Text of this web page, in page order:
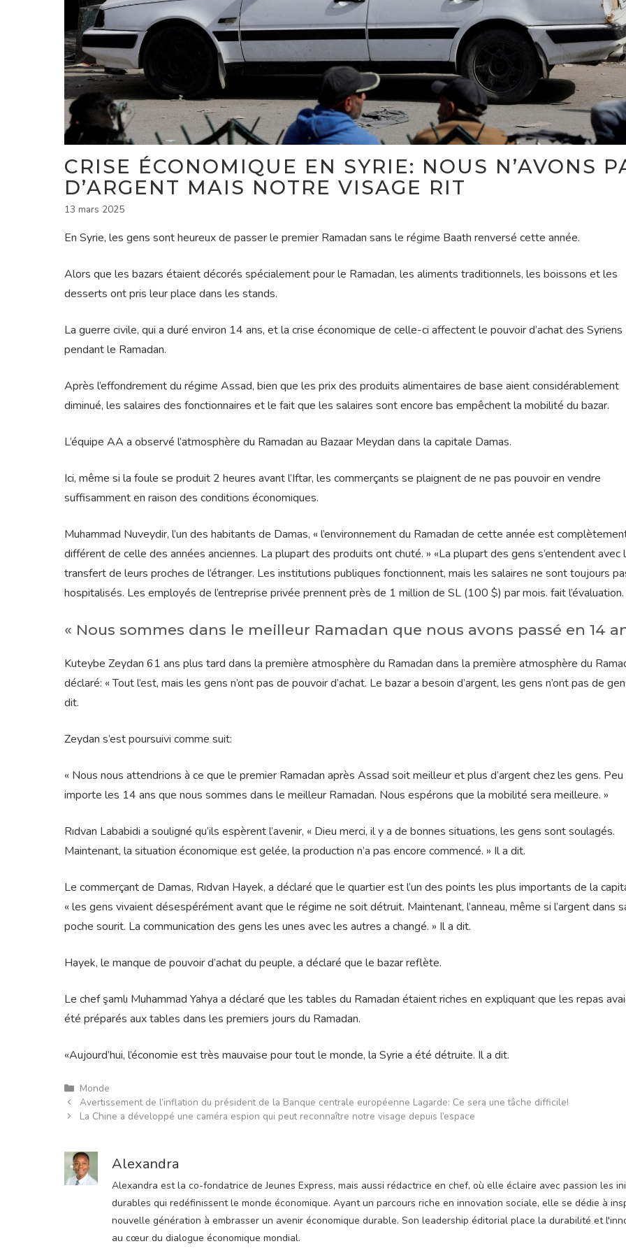
CRISE ÉCONOMIQUE EN SYRIE: NOUS N’AVONS
D’ARGENT MAIS NOTRE VISAGE RIT
13 mars 2025
En Syrie, les gens sont heureux de passer le premier Ramadan sans le régime Baath renversé cette année.
Alors que les bazars étaient décorés spécialement pour le Ramadan, les aliments traditionnels, les boissons et les
desserts ont pris leur place dans les stands.
La guerre civile, qui a duré environ 14 ans, et la crise économique de celle-ci affectent le pouvoir d’achat des Syriens
pendant le Ramadan.
Après l’effondrement du régime Assad, bien que les prix des produits alimentaires de base aient considérablement
diminué, les salaires des fonctionnaires et le fait que les salaires sont encore bas empêchent la mobilité du bazar.
L’équipe AA a observé l’atmosphère du Ramadan au Bazaar Meydan dans la capitale Damas.
Ici, même si la foule se produit 2 heures avant l’Iftar, les commerçants se plaignent de ne pas pouvoir en vendre
suffisamment en raison des conditions économiques.
Muhammad Nuveydir, l’un des habitants de Damas, « l’environnement du Ramadan de cette année est
différent de celle des années anciennes. La plupart des produits ont chuté. » «La plupart des gens s’entendent avec
transfert de leurs proches de l’étranger. Les institutions publiques fonctionnent, mais les salaires ne sont toujours
hospitalisés. Les employés de l’entreprise privée prennent près de 1 million de SL (100 $) par mois. fait l’évaluation.
« Nous sommes dans le meilleur Ramadan que nous avons passé en 14
Kuteybe Zeydan 61 ans plus tard dans la première atmosphère du Ramadan dans la première atmosphère du
déclaré: « Tout l’est, mais les gens n’ont pas de pouvoir d’achat. Le bazar a besoin d’argent, les gens n’ont pas de
dit.
Zeydan s’est poursuivi comme suit:
« Nous nous attendrions à ce que le premier Ramadan après Assad soit meilleur et plus d’argent chez les gens. Peu
importe les 14 ans que nous sommes dans le meilleur Ramadan. Nous espérons que la mobilité sera meilleure. »
Rıdvan Lababidi a souligné qu’ils espèrent l’avenir, « Dieu merci, il y a de bonnes situations, les gens sont soulagés.
Maintenant, la situation économique est gelée, la production n’a pas encore commencé. » Il a dit.
Le commerçant de Damas, Rıdvan Hayek, a déclaré que le quartier est l’un des points les plus importants de la
« les gens vivaient désespérément avant que le régime ne soit détruit. Maintenant, l’anneau, même si l’argent dans
poche sourit. La communication des gens les unes avec les autres a changé. » Il a dit.
Hayek, le manque de pouvoir d’achat du peuple, a déclaré que le bazar reflète.
Le chef şamlı Muhammad Yahya a déclaré que les tables du Ramadan étaient riches en expliquant que les repas
été préparés aux tables dans les premiers jours du Ramadan.
«Aujourd’hui, l’économie est très mauvaise pour tout le monde, la Syrie a été détruite. Il a dit.
Catégories
Monde
Avertissement de l’inflation du président de la Banque centrale européenne Lagarde: Ce sera une tâche difficile!
La Chine a développé une caméra espion qui peut reconnaître notre visage depuis l’espace
Alexandra
Alexandra est la co-fondatrice de Jeunes Express, mais aussi rédactrice en chef, où elle éclaire avec passion les
durables qui redéfinissent le monde économique. Ayant un parcours riche en innovation sociale, elle se dédie à
nouvelle génération à embrasser un avenir économique durable. Son leadership éditorial place la durabilité et
au cœur du dialogue économique mondial.